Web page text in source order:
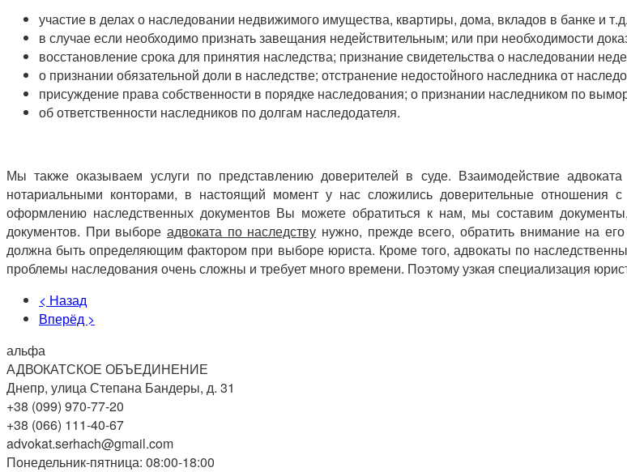
участие в делах о наследовании недвижимого имущества, квартиры, дома, вкладов в банке и
в случае если необходимо признать завещания недействительным; или при необходимости
восстановление срока для принятия наследства; признание свидетельства о наследовании
о признании обязательной доли в наследстве; отстранение недостойного наследника от
присуждение права собственности в порядке наследования; о признании наследником по
об ответственности наследников по долгам наследодателя.
Мы также оказываем услуги по представлению доверителей в суде. Взаимодействие
нотариальными конторами, в настоящий момент у нас сложились доверительные отношения
оформлению наследственных документов Вы можете обратиться к нам, мы составим
документов. При выборе адвоката по наследству нужно, прежде всего, обратить внимание на
должна быть определяющим фактором при выборе юриста. Кроме того, адвокаты по
проблемы наследования очень сложны и требует много времени. Поэтому узкая специализация
< Назад
Вперёд >
альфа
АДВОКАТСКОЕ ОБЪЕДИНЕНИЕ
Днепр, улица Степана Бандеры, д. 31
+38 (099) 970-77-20
+38 (066) 111-40-67
advokat.serhach@gmail.com
Понедельник-пятница: 08:00-18:00